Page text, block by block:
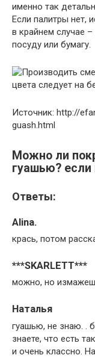
именно так
Если палитры нет,
в крайнем случае
посуду или бумагу.
Источник: http://
guash.html
Можно ли
гуашью? если
Ответы:
Alina.
крась, потом
***SKARLETT***
можно, но
Наталья
гуашью, не знаю. .
знаете, что есть
и очень классно.